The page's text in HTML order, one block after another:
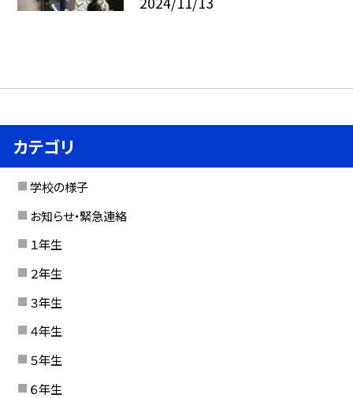
カテゴリ
学校の様子
お知らせ・緊急連絡
１年生
２年生
３年生
４年生
５年生
６年生